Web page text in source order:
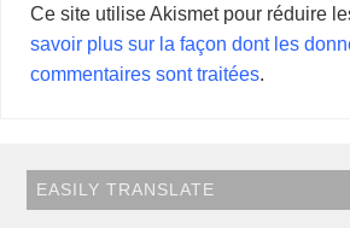
Ce site utilise Akismet pour réduire
savoir plus sur la façon dont les
commentaires sont traitées
EASILY TRANSLATE